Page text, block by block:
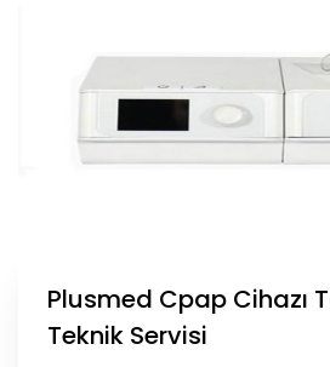
Plusmed Cpap Cihazı
Teknik Servisi